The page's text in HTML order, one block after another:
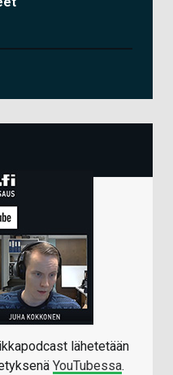
lähetetään
YouTubessa.